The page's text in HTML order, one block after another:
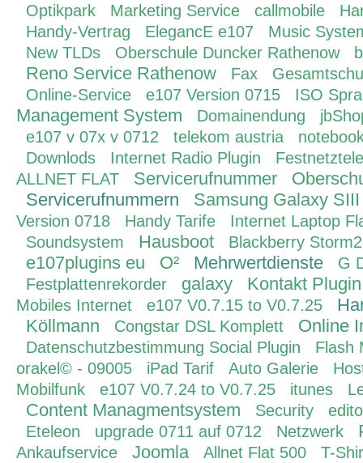
Optikpark
Marketing Service callmobile
Handy-Vertrag
ElegancE e107
Music
New TLDs
Oberschule Duncker Rathenow
Reno Service Rathenow Fax
Online-Service
e107 Version 0715 ISO
Management System Domainendung
e107 v 07x v 0712
telekom austria
Downlods
Internet Radio Plugin
ALLNET FLAT
Servicerufnummer
Servicerufnummern
Samsung Galaxy SIII
Version 0718 Handy Tarife
Internet Laptop
Soundsystem
Hausboot Blackberry Storm2
e107plugins eu O² Mehrwertdienste
G
Festplattenrekorder
galaxy Kontakt Plugin
Mobiles Internet e107 V0.7.15 to V0.7.25
Köllmann
Congstar DSL Komplett Online
Datenschutzbestimmung Social Plugin
Flash
orakel© - 09005
iPad Tarif Auto Galerie
Mobilfunk
e107 V0.7.24 to V0.7.25 itunes
Content Managmentsystem Security
Eteleon
upgrade 0711 auf 0712 Netzwerk
Ankaufservice Joomla Allnet Flat 500
T-